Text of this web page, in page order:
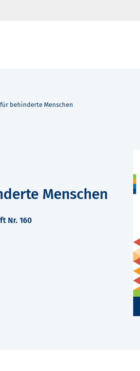
behinderte Menschen
Menschen
Nr. 160